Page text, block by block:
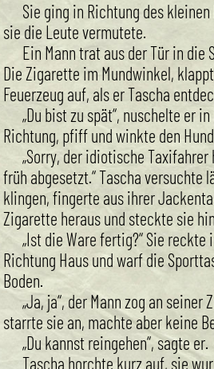
Sie ging in Richtung des kleinen
sie die Leute vermutete.
Ein Mann trat aus der Tür in die
Die Zigarette im Mundwinkel,
Feuerzeug auf, als er Tascha
„Du bist zu spät“, nuschelte er
Richtung, pfiff und winkte den
„Sorry, der idiotische Taxifahrer
früh abgesetzt.“ Tascha versuchte
klingen, fingerte aus ihrer
Zigarette heraus und steckte sie
„Ist die Ware fertig?“ Sie reckte
Richtung Haus und warf die
Boden.
„Ja, ja“, der Mann zog an seiner
starrte sie an, machte aber keine
„Du kannst reingehen“, sagte er.
Tascha horchte kurz auf, sie